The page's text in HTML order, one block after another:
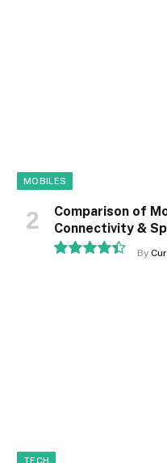
MOBILES
Comparison of
Connectivity &
By
TECH